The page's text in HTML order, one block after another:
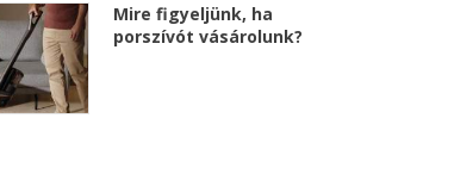
Mire figyeljünk, ha
porszívót vásárolunk?